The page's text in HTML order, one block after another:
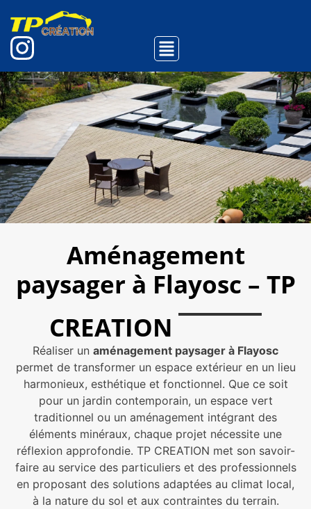
Aménagement
paysager à Flayosc – TP
CREATION
Réaliser un aménagement paysager à Flayosc
permet de transformer un espace extérieur en un lieu
harmonieux, esthétique et fonctionnel. Que ce soit
pour un jardin contemporain, un espace vert
traditionnel ou un aménagement intégrant des
éléments minéraux, chaque projet nécessite une
réflexion approfondie. TP CREATION met son savoir-
faire au service des particuliers et des professionnels
en proposant des solutions adaptées au climat local,
à la nature du sol et aux contraintes du terrain.